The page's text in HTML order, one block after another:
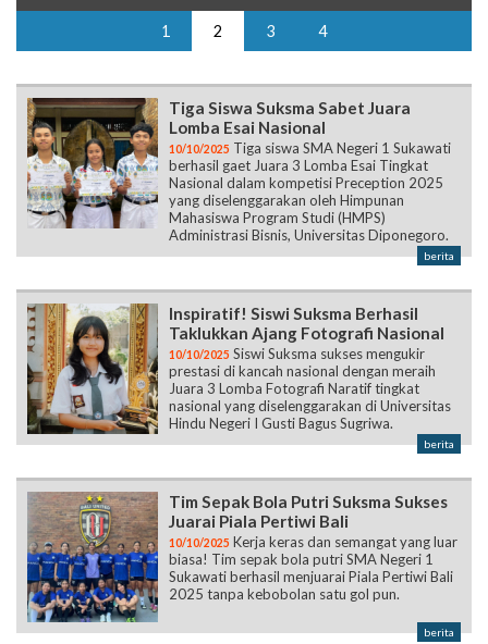
1 2 3 4
Tiga Siswa Suksma Sabet Juara
Lomba Esai Nasional
10/10/2025 Tiga siswa SMA Negeri 1 Sukawati
berhasil gaet Juara 3 Lomba Esai Tingkat
Nasional dalam kompetisi Preception 2025
yang diselenggarakan oleh Himpunan
Mahasiswa Program Studi (HMPS)
Administrasi Bisnis, Universitas Diponegoro.
berita
Inspiratif! Siswi Suksma Berhasil
Taklukkan Ajang Fotografi Nasional
10/10/2025 Siswi Suksma sukses mengukir
prestasi di kancah nasional dengan meraih
Juara 3 Lomba Fotografi Naratif tingkat
nasional yang diselenggarakan di Universitas
Hindu Negeri I Gusti Bagus Sugriwa.
berita
Tim Sepak Bola Putri Suksma Sukses
Juarai Piala Pertiwi Bali
10/10/2025 Kerja keras dan semangat yang luar
biasa! Tim sepak bola putri SMA Negeri 1
Sukawati berhasil menjuarai Piala Pertiwi Bali
2025 tanpa kebobolan satu gol pun.
berita